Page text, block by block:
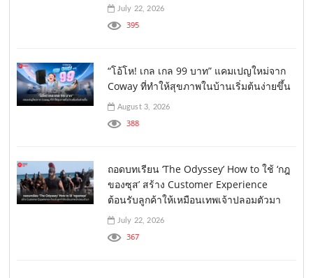
July 22, 2026
395
“โอ้โห! เกล เกล 99 บาท” แคมเปญใหม่จาก
Coway ที่ทำให้สุขภาพในบ้านเริ่มต้นง่ายขึ้น
August 3, 2026
388
ถอดบทเรียน ‘The Odyssey’ How to ใช้ ‘กฎ
ของซุส’ สร้าง Customer Experience
ต้อนรับลูกค้าให้เหมือนเทพเจ้าปลอมตัวมา
July 22, 2026
367